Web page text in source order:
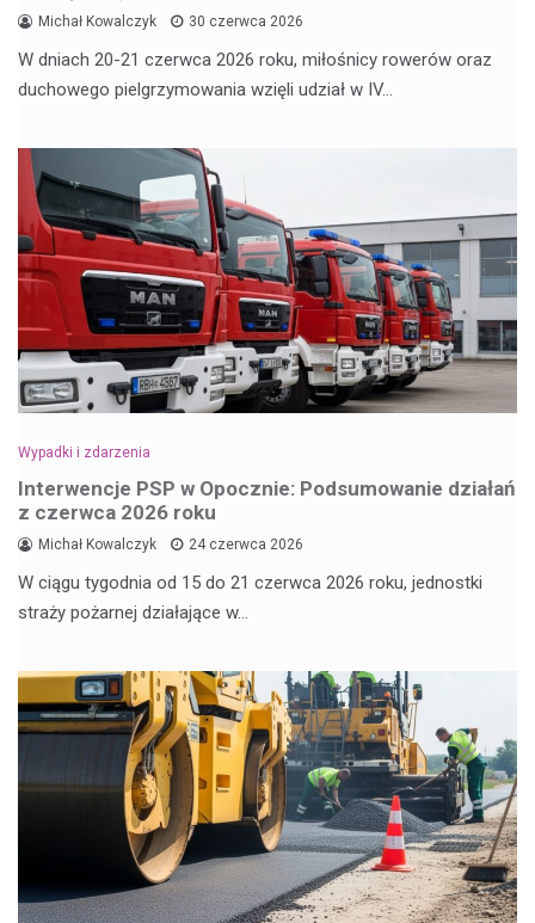
Michał Kowalczyk 30 czerwca 2026
W dniach 20-21 czerwca 2026 roku, miłośnicy rowerów oraz
duchowego pielgrzymowania wzięli udział w IV…
Wypadki i zdarzenia
Interwencje PSP w Opocznie: Podsumowanie działań
z czerwca 2026 roku
Michał Kowalczyk 24 czerwca 2026
W ciągu tygodnia od 15 do 21 czerwca 2026 roku, jednostki
straży pożarnej działające w…